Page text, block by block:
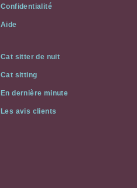
Confidentialité
Aide
Cat sitter de nuit
Cat sitting
En dernière minute
Les avis clients